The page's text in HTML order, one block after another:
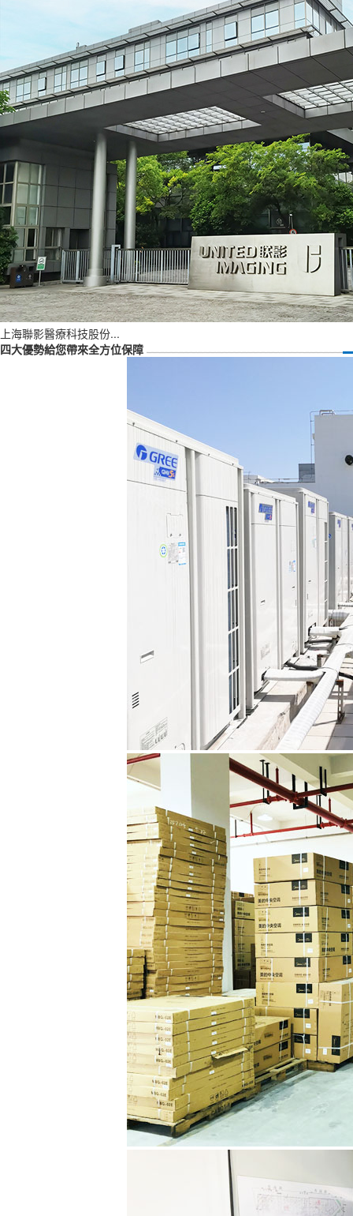
上海聯影醫療科技股份...
四大優勢給您帶來全方位保障